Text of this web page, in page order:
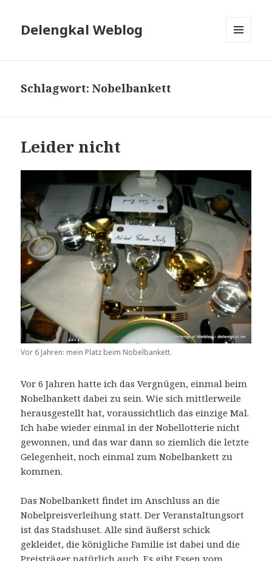
Delengkal Weblog
Schlagwort:Nobelbankett
Leider nicht
Vor 6 Jahren: mein Platz beim Nobelbankett.
Vor 6 Jahren hatte ich das Vergnügen, einmal beim
Nobelbankett dabei zu sein. Wie sich mittlerweile
herausgestellt hat, voraussichtlich das einzige Mal.
Ich habe wieder einmal in der Nobellotterie nicht
gewonnen, und das war dann so ziemlich die letzte
Gelegenheit, noch einmal zum Nobelbankett zu
kommen.
Das Nobelbankett findet im Anschluss an die
Nobelpreisverleihung statt. Der Veranstaltungsort
ist das Stadshuset. Alle sind äußerst schick
gekleidet, die königliche Familie ist dabei und die
Preisträger natürlich auch. Es gibt Essen vom